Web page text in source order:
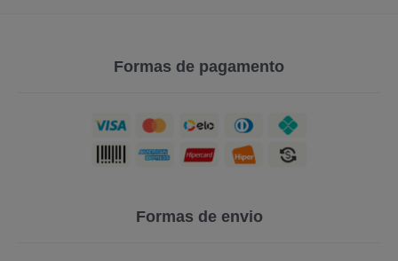
Formas de pagamento
Formas de envio